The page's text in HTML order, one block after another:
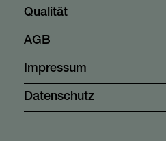
Qualität
AGB
Impressum
Datenschutz